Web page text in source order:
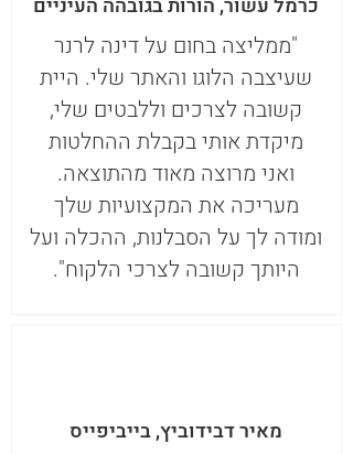
"ממליצה בחום על דינה לרנר
שעיצבה הלוגו והאתר שלי. היית
קשובה לצרכים וללבטים שלי,
מיקדת אותי בקבלת ההחלטות
ואני מרוצה מאוד מהתוצאה.
מעריכה את המקצועיות שלך
ומודה לך על הסבלנות, ההכלה ועל
היותך קשובה לצרכי הלקוח".
כרמל עשור, הורות בגובהה העיניים
מאיר דבידוביץ, בייביפייס